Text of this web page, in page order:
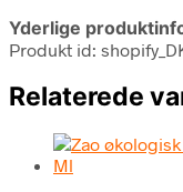
Yderlige
Produkt id:
Relaterede